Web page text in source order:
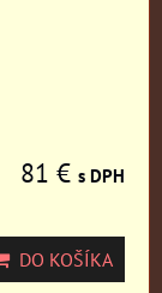
81 € s DPH
DO KOŠÍKA